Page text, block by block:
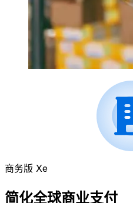
商务版 Xe
简化全球商业支付